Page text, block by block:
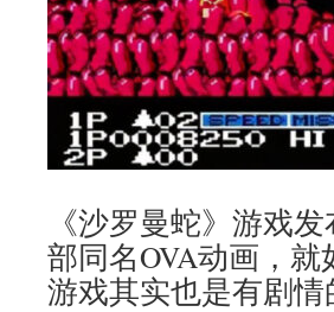
《沙罗曼蛇》游戏
部同名OVA动画，
游戏其实也是有剧情